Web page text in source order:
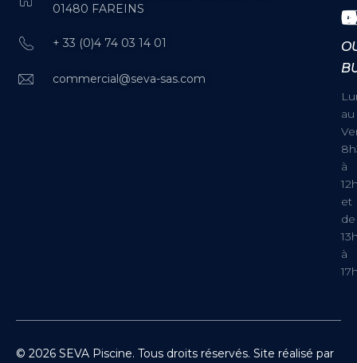
01480 FAREINS
+ 33 (0)4 74 03 14 01
commercial@seva-sas.com
au
à
et
de
à
© 2026 SEVA Piscine. Tous droits réservés. Site réalisé par